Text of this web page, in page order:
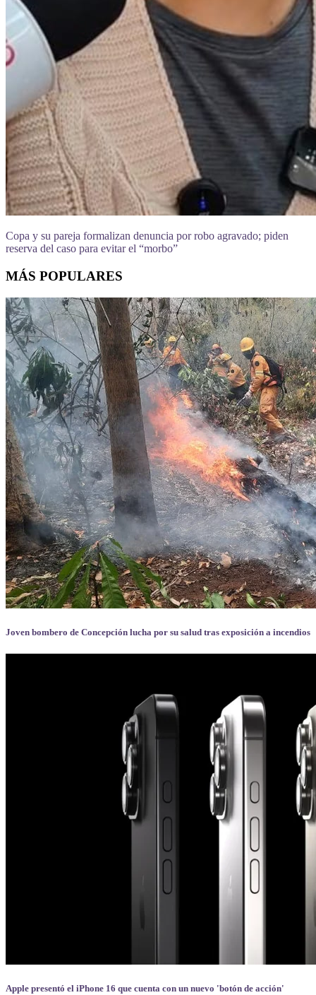
Copa y su pareja formalizan denuncia por robo agravado; piden
reserva del caso para evitar el “morbo”
MÁS POPULARES
Joven bombero de Concepción lucha por su salud tras exposición a incendios
Apple presentó el iPhone 16 que cuenta con un nuevo 'botón de acción'